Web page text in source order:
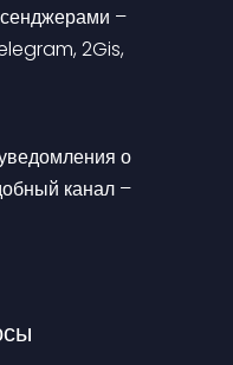
–
2Gis,
о
канал –